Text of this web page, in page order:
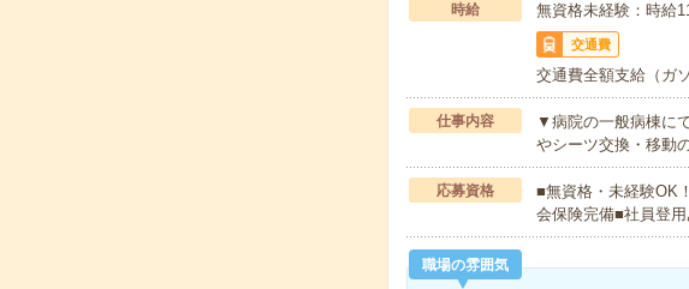
時給 無資格未経験：時
交通費
交通費全額支給（ガ
仕事内容
▼病院の一般病棟に
やシーツ交換・移動
応募資格
■無資格・未経験OK
会保険完備■社員登
職場の雰囲気